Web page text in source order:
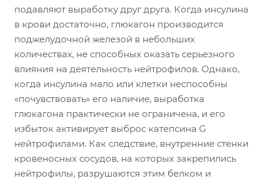
подавляют выработку друг друга. Когда инсулина
в крови достаточно, глюкагон производится
поджелудочной железой в небольших
количествах, не способных оказать серьезного
влияния на деятельность нейтрофилов. Однако,
когда инсулина мало или клетки неспособны
«почувствовать» его наличие, выработка
глюкагона практически не ограничена, и его
избыток активирует выброс катепсина G
нейтрофилами. Как следствие, внутренние стенки
кровеносных сосудов, на которых закрепились
нейтрофилы, разрушаются этим белком и